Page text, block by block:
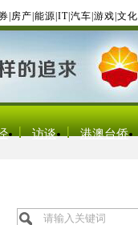
房产 能源 IT| 汽车 游戏 文化
访谈 港澳台侨